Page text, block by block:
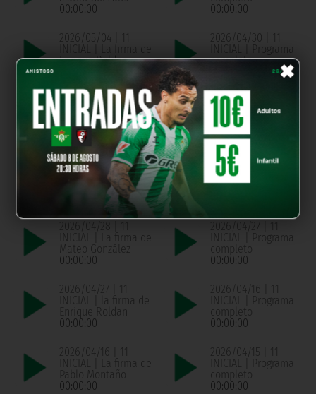
×
00:00:00
00:00:00
2026/05/04 | 11
INICIAL | La firma de
Enrique Roldan
2026/04/30 | 11
INICIAL | Programa
completo
2026/04/30 | 11
INICIAL | La firma de
Pablo Montaño
00:00:00
2026/04/29 | 11
INICIAL | Programa
completo
00:00:00
2026/04/29 | 11
INICIAL | La firma de
Chema de Aquino
2026/04/28 | 11
INICIAL | Programa
completo
2026/04/28 | 11
INICIAL | La firma de
Mateo González
00:00:00
2026/04/27 | 11
INICIAL | Programa
completo
00:00:00
2026/04/27 | 11
INICIAL | la firma de
Enrique Roldan
00:00:00
2026/04/16 | 11
INICIAL | Programa
completo
00:00:00
2026/04/16 | 11
INICIAL | La firma de
Pablo Montaño
00:00:00
2026/04/15 | 11
INICIAL | Programa
completo
00:00:00